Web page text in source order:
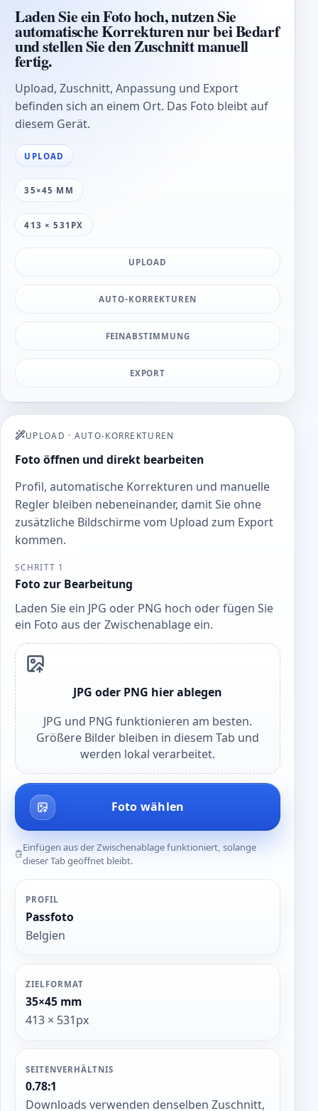
Laden Sie ein Foto hoch, nutzen Sie
automatische Korrekturen nur bei Bedarf
und stellen Sie den Zuschnitt manuell
fertig.
Upload, Zuschnitt, Anpassung und Export
befinden sich an einem Ort. Das Foto bleibt auf
diesem Gerät.
UPLOAD
35×45 MM
413 × 531PX
UPLOAD
AUTO-KORREKTUREN
FEINABSTIMMUNG
EXPORT
UPLOAD · AUTO-KORREKTUREN
Foto öffnen und direkt bearbeiten
Profil, automatische Korrekturen und manuelle
Regler bleiben nebeneinander, damit Sie ohne
zusätzliche Bildschirme vom Upload zum Export
kommen.
SCHRITT 1
Foto zur Bearbeitung
Laden Sie ein JPG oder PNG hoch oder fügen Sie
ein Foto aus der Zwischenablage ein.
JPG oder PNG hier ablegen
JPG und PNG funktionieren am besten.
Größere Bilder bleiben in diesem Tab und
werden lokal verarbeitet.
Foto wählen
Einfügen aus der Zwischenablage funktioniert, solange
dieser Tab geöffnet bleibt.
PROFIL
Passfoto
Belgien
ZIELFORMAT
35×45 mm
413 × 531px
SEITENVERHÄLTNIS
0.78:1
Downloads verwenden denselben Zuschnitt,